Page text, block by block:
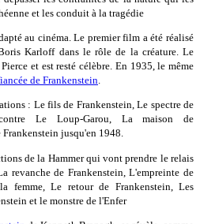
et les conduit à la tragédie
au cinéma. Le premier film a été réalisé
Karloff dans le rôle de la créature. Le
et est resté célèbre. En 1935, le même
de Frankenstein
: Le fils de Frankenstein, Le spectre de
Le Loup-Garou, La maison de
jusqu'en 1948.
de la Hammer qui vont prendre le relais
revanche de Frankenstein, L'empreinte de
femme, Le retour de Frankenstein, Les
et le monstre de l'Enfer